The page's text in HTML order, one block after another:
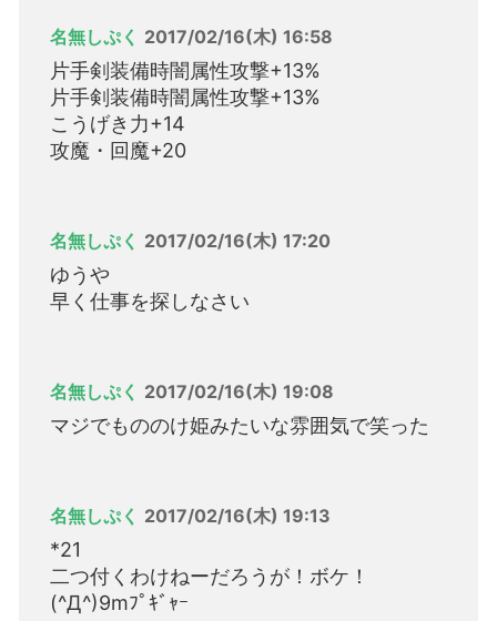
名無しぷく 2017/02/16(木) 16:58
片手剣装備時闇属性攻撃+13%
片手剣装備時闇属性攻撃+13%
こうげき力+14
攻魔・回魔+20
名無しぷく 2017/02/16(木) 17:20
ゆうや
早く仕事を探しなさい
名無しぷく 2017/02/16(木) 19:08
マジでもののけ姫みたいな雰囲気で笑った
名無しぷく 2017/02/16(木) 19:13
*21
二つ付くわけねーだろうが！ボケ！
(^Д^)9mﾌﾟｷﾞｬｰ